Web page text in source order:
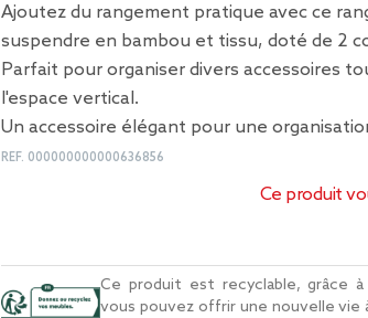
Ajoutez du rangement pratique avec ce
suspendre en bambou et tissu, doté de 2
Parfait pour organiser divers accessoires
l'espace vertical.
Un accessoire élégant pour une
REF. 000000000000636856
Ce produit
Ce produit est recyclable, grâce à
vous pouvez offrir une nouvelle vie